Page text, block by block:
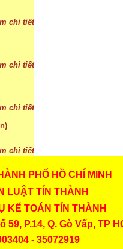
chi tiết
chi tiết
chi tiết
PHỐ HỒ CHÍ MINH
LUẬT TÍN THÀNH
KẾ TOÁN TÍN THÀNH
P.14, Q. Gò Vấp, TP
- 35072919